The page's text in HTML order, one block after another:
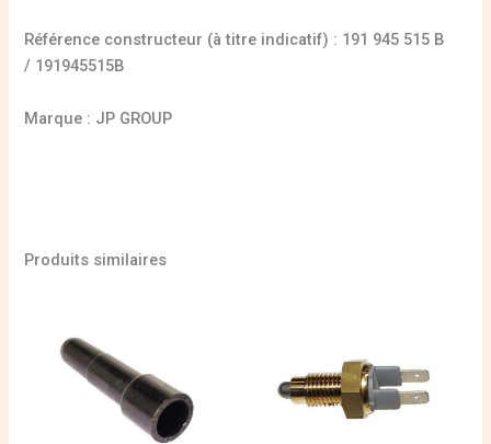
Référence constructeur (à titre indicatif) : 191 945 515 B
/ 191945515B
Marque : JP GROUP
Produits similaires